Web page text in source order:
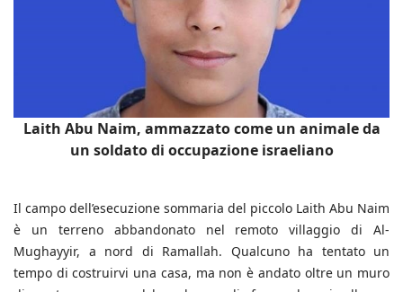
Laith Abu Naim, ammazzato come un animale da
un soldato di occupazione israeliano
Il campo dell’esecuzione sommaria del piccolo Laith Abu Naim
è un terreno abbandonato nel remoto villaggio di Al-
Mughayyir, a nord di Ramallah. Qualcuno ha tentato un
tempo di costruirvi una casa, ma non è andato oltre un muro